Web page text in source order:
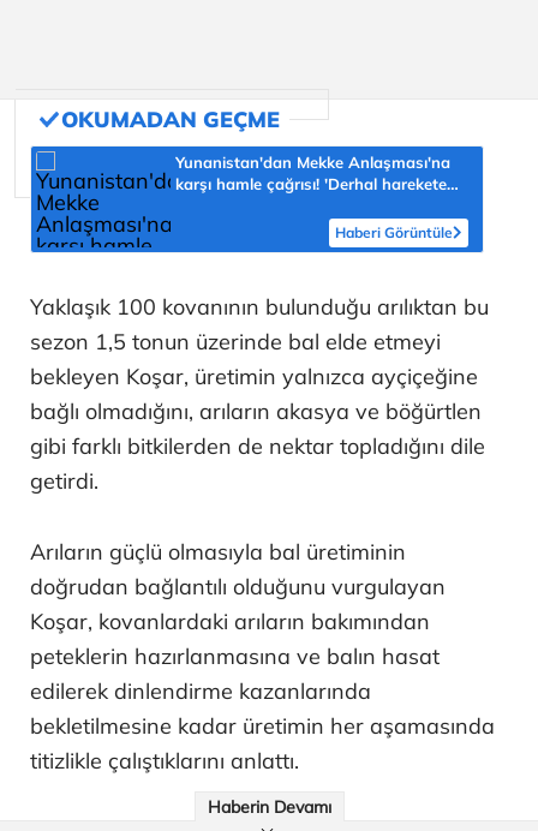
Yunanistan'dan Mekke Anlaşması'na
karşı hamle çağrısı! 'Derhal harekete
Haberi Görüntüle
Yaklaşık 100 kovanının bulunduğu arılıktan bu
sezon 1,5 tonun üzerinde bal elde etmeyi
bekleyen Koşar, üretimin yalnızca ayçiçeğine
bağlı olmadığını, arıların akasya ve böğürtlen
gibi farklı bitkilerden de nektar topladığını dile
getirdi.
Arıların güçlü olmasıyla bal üretiminin
doğrudan bağlantılı olduğunu vurgulayan
Koşar, kovanlardaki arıların bakımından
peteklerin hazırlanmasına ve balın hasat
edilerek dinlendirme kazanlarında
bekletilmesine kadar üretimin her aşamasında
titizlikle çalıştıklarını anlattı.
Haberin Devamı